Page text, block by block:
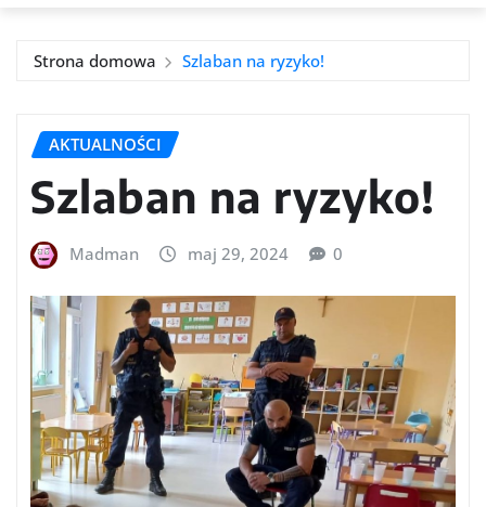
Strona domowa Szlaban na ryzyko!
AKTUALNOŚCI
Szlaban na ryzyko!
Madman maj 29, 2024 0